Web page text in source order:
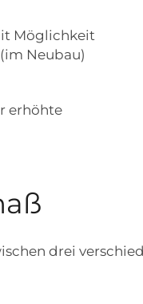
Möglichkeit
Neubau)
erhöhte
drei